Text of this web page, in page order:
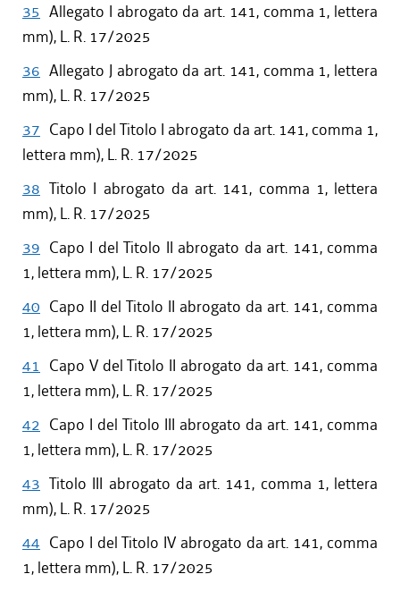
35 Allegato I abrogato da art. 141, comma 1, lettera
mm), L. R. 17/2025
36 Allegato J abrogato da art. 141, comma 1, lettera
mm), L. R. 17/2025
37 Capo I del Titolo I abrogato da art. 141, comma 1,
lettera mm), L. R. 17/2025
38 Titolo I abrogato da art. 141, comma 1, lettera
mm), L. R. 17/2025
39 Capo I del Titolo II abrogato da art. 141, comma
1, lettera mm), L. R. 17/2025
40 Capo II del Titolo II abrogato da art. 141, comma
1, lettera mm), L. R. 17/2025
41 Capo V del Titolo II abrogato da art. 141, comma
1, lettera mm), L. R. 17/2025
42 Capo I del Titolo III abrogato da art. 141, comma
1, lettera mm), L. R. 17/2025
43 Titolo III abrogato da art. 141, comma 1, lettera
mm), L. R. 17/2025
44 Capo I del Titolo IV abrogato da art. 141, comma
1, lettera mm), L. R. 17/2025